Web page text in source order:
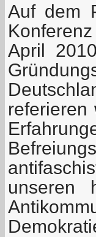
Auf dem
April
referieren
unseren